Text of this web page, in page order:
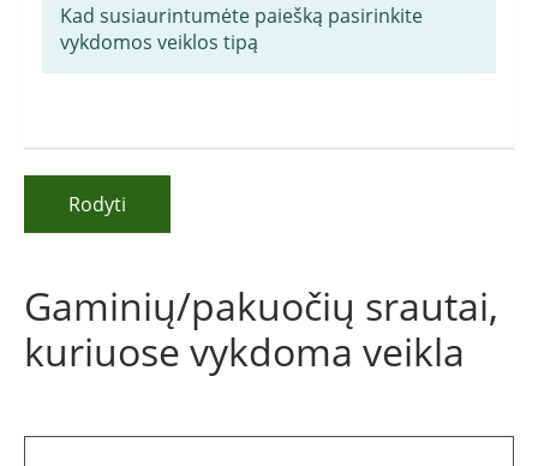
Kad susiaurintumėte paiešką pasirinkite
vykdomos veiklos tipą
Rodyti
Gaminių/pakuočių srautai,
kuriuose vykdoma veikla